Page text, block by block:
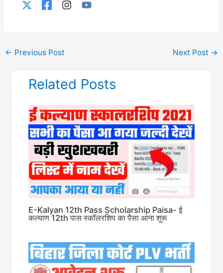
← Previous Post Next Post →
Related Posts
E-Kalyan 12th Pass Scholarship Paisa- ई
कल्याण 12th पास स्कॉलरशिप का पैसा आना शुरू